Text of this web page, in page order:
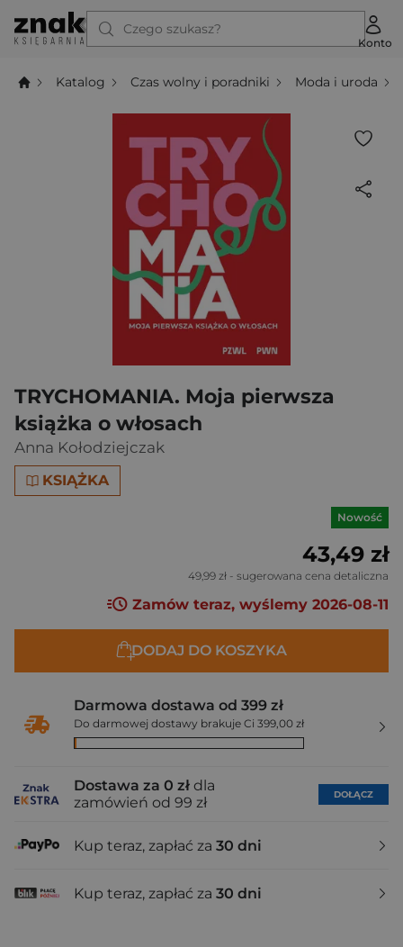
Czego szukasz?
Konto
Katalog Czas wolny i poradniki Moda i uroda
TRYCHOMANIA. Moja pierwsza
książka o włosach
Anna Kołodziejczak
KSIĄŻKA
Nowość
43,49 zł
49,99 zł - sugerowana cena detaliczna
Zamów teraz, wyślemy 2026-08-11
DODAJ DO KOSZYKA
Darmowa dostawa od 399 zł
Do darmowej dostawy brakuje Ci 399,00 zł
Dostawa za 0 zł dla
zamówień od 99 zł
DOŁĄCZ
Kup teraz, zapłać za 30 dni
Kup teraz, zapłać za 30 dni